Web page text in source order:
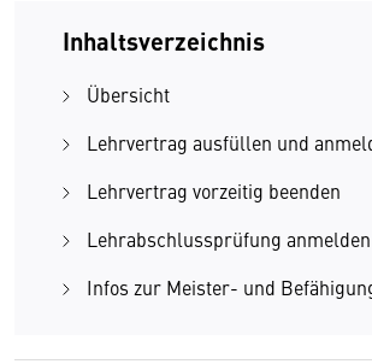
Inhaltsverzeichnis
Übersicht
Lehrvertrag ausfüllen und
Lehrvertrag vorzeitig beenden
Lehrabschlussprüfung anmelden
Infos zur Meister- und